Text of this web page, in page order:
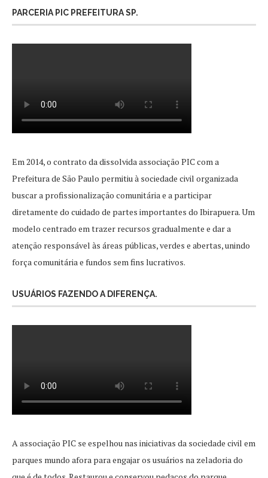
PARCERIA PIC PREFEITURA SP.
Em 2014, o contrato da dissolvida associação PIC com a
Prefeitura de São Paulo permitiu à sociedade civil organizada
buscar a profissionalização comunitária e a participar
diretamente do cuidado de partes importantes do Ibirapuera. Um
modelo centrado em trazer recursos gradualmente e dar a
atenção responsável às áreas públicas, verdes e abertas, unindo
força comunitária e fundos sem fins lucrativos.
USUÁRIOS FAZENDO A DIFERENÇA.
A associação PIC se espelhou nas iniciativas da sociedade civil em
parques mundo afora para engajar os usuários na zeladoria do